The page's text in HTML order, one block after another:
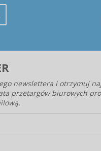
newslettera i otrzymuj
przetargów biurowych